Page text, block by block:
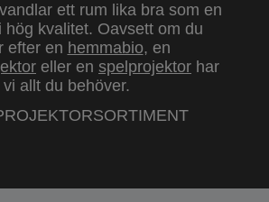
ett rum lika bra som en
hög kvalitet. Oavsett om du
efter en hemmabio, en
eller en spelprojektor har
vi allt du behöver.